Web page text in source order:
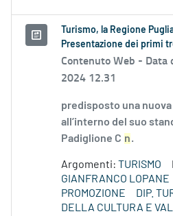
Turismo, la Regione
Presentazione dei primi
Contenuto Web - Data
2024 12.31
predisposto una
all’interno del suo
Padiglione C n.
Argomenti: TURISMO
GIANFRANCO LOPANE
PROMOZIONE
DIP.
DELLA CULTURA E